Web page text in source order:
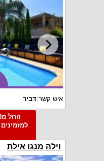
איש קשר:דביר
וילה מנגו אילת